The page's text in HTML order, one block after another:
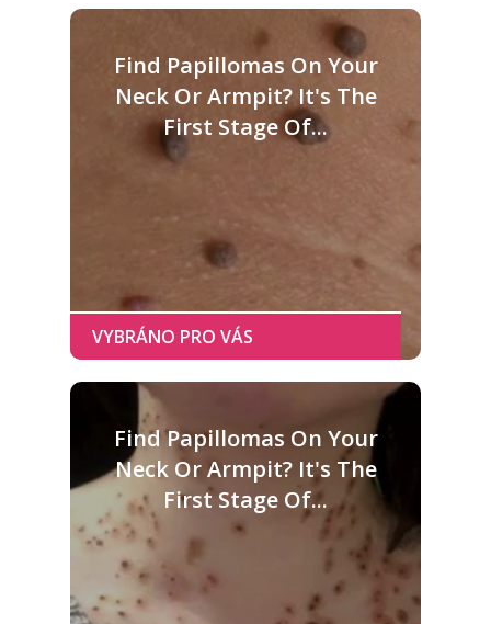
Find Papillomas On Your
Neck Or Armpit? It's The
First Stage Of...
Find Papillomas On Your
Neck Or Armpit? It's The
First Stage Of...